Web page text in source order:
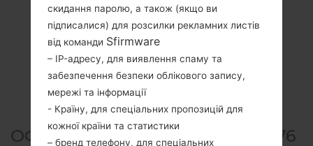
ОФІЦІЙНА ПРОШИВКА #64476
скидання паролю, а також (якщо ви
підписалися) для розсилки рекламних листів
від команди Sfirmware
– IP-адресу, для виявлення спаму та
забезпечення безпеки облікового запису,
мережі та інформації
- Країну, для спеціальних пропозицій для
кожної країни та статистики
– бренд телефону, для спеціальних